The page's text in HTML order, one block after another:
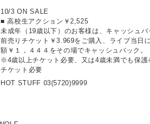
10/3 ON SALE
■ 高校生アクション￥2,525
未成年（19歳以下）のお客様は、キャッシュバ
前売りチケット￥3.969をご購入、ライブ当日
額￥１，４４４をその場でキャッシュバック。
※4歳以上チケット必要、又は4歳未満でも保
チケット必要
HOT STUFF 03(5720)9999